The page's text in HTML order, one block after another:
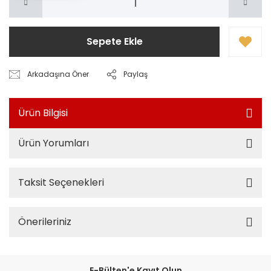
Sepete Ekle
Arkadaşına Öner Paylaş
Ürün Bilgisi
Ürün Yorumları
Taksit Seçenekleri
Önerileriniz